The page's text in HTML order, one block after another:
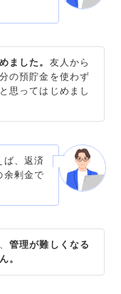
ました。 友人から
の預貯金を使わず
思ってはじめまし
ば、返済
余剰金で
管理が難しくなる
。